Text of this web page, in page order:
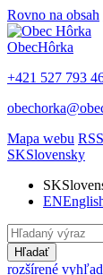
Rovno na obsah
ObecHôrka
+421 527 793
Mapa webu RSS
SKSlovensky
SK
EN
Hľadať
rozšírené